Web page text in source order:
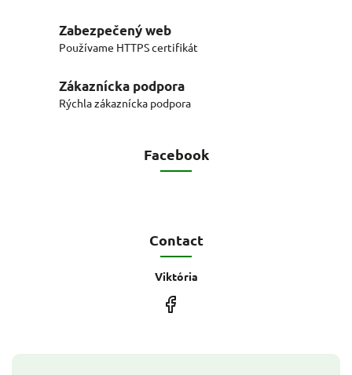
Zabezpečený web
Používame HTTPS certifikát
Zákaznícka podpora
Rýchla zákaznícka podpora
Facebook
Contact
Viktória